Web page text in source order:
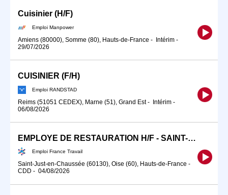
Cuisinier (H/F)
Emploi Manpower
Amiens (80000), Somme (80), Hauts-de-France - Intérim -
29/07/2026
CUISINIER (F/H)
Emploi RANDSTAD
Reims (51051 CEDEX), Marne (51), Grand Est- Intérim -
06/08/2026
EMPLOYE DE RESTAURATION H/F - SAINT-JUST-EN-CHAUSSEE - CDD (H/F)
Emploi France Travail
Saint-Just-en-Chaussée (60130), Oise (60), Hauts-de-France -
CDD - 04/08/2026